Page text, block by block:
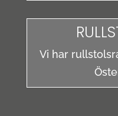
Vi har